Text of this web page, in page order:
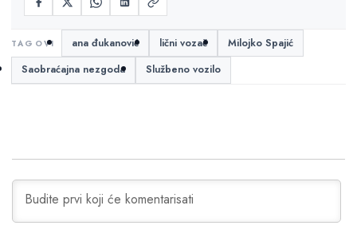
ana đukanović lični vozač
Milojko Spajić
Saobraćajna nezgoda
Službeno vozilo